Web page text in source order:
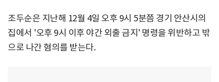
조두순은 지난해 12월 4일 오후 9시 5분쯤 경기 안산시의
집에서 '오후 9시 이후 야간 외출 금지' 명령을 위반하고 밖
으로 나간 혐의를 받는다.